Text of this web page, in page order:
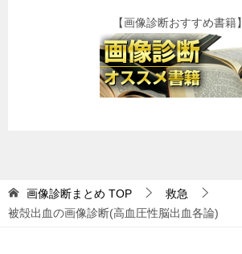
【画像診断おすすめ書籍】
画像診断まとめ TOP
救急
被殻出血の画像診断(高血圧性脳出血各論)